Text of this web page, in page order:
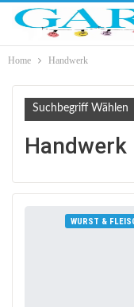
Home Handwerk
Suchbegriff Wählen
Handwerk
WURST &